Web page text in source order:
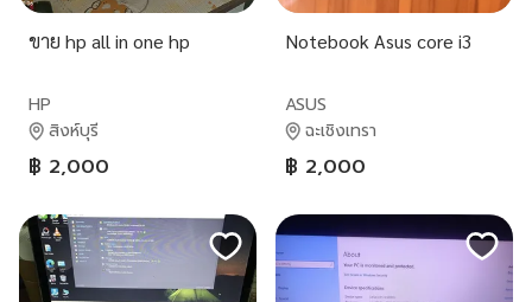
ขาย hp all in one hp
HP
สิงห์บุรี
฿ 2,000
Notebook Asus core i3
ASUS
ฉะเชิงเทรา
฿ 2,000